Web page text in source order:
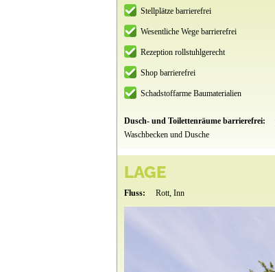
Stellplätze barrierefrei
Wesentliche Wege barrierefrei
Rezeption rollstuhlgerecht
Shop barrierefrei
Schadstoffarme Baumaterialien
Dusch- und Toilettenräume barrierefrei:
Waschbecken und Dusche
LAGE
Fluss: Rott, Inn